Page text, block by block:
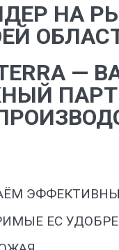
НА
ГЕКТАР!
ПОВЫСИТЬ ОБЪЁМ
УРОЖАЯ
НА
—
EC